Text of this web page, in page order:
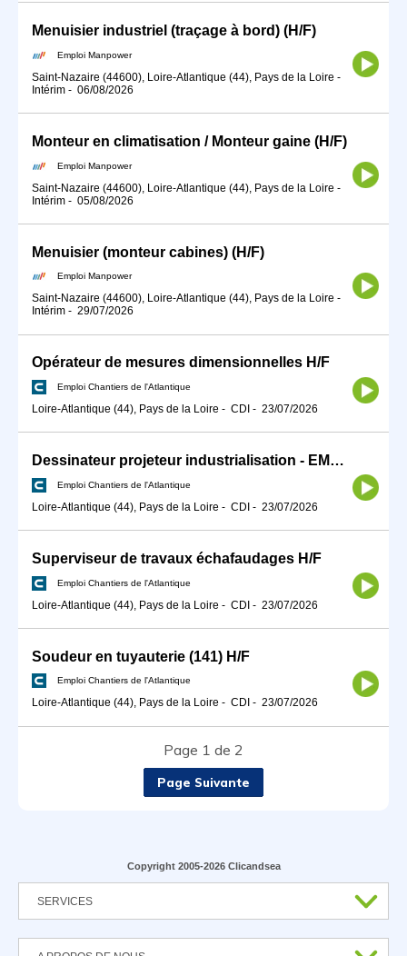
Menuisier industriel (traçage à bord) (H/F)
Emploi Manpower
Saint-Nazaire (44600), Loire-Atlantique (44), Pays de la Loire -
Intérim - 06/08/2026
Monteur en climatisation / Monteur gaine (H/F)
Emploi Manpower
Saint-Nazaire (44600), Loire-Atlantique (44), Pays de la Loire -
Intérim - 05/08/2026
Menuisier (monteur cabines) (H/F)
Emploi Manpower
Saint-Nazaire (44600), Loire-Atlantique (44), Pays de la Loire -
Intérim - 29/07/2026
Opérateur de mesures dimensionnelles H/F
Emploi Chantiers de l'Atlantique
Loire-Atlantique (44), Pays de la Loire - CDI - 23/07/2026
Dessinateur projeteur industrialisation - EMR H/F
Emploi Chantiers de l'Atlantique
Loire-Atlantique (44), Pays de la Loire - CDI - 23/07/2026
Superviseur de travaux échafaudages H/F
Emploi Chantiers de l'Atlantique
Loire-Atlantique (44), Pays de la Loire - CDI - 23/07/2026
Soudeur en tuyauterie (141) H/F
Emploi Chantiers de l'Atlantique
Loire-Atlantique (44), Pays de la Loire - CDI - 23/07/2026
Page 1 de 2
Page Suivante
Copyright 2005-2026 Clicandsea
SERVICES